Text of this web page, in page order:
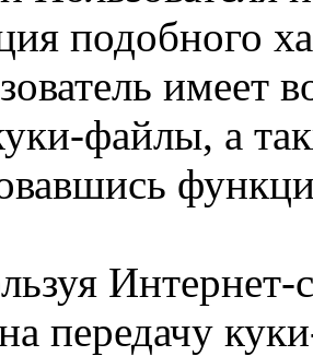
подобного
имеет
файлы, а
Интернет-
передачу